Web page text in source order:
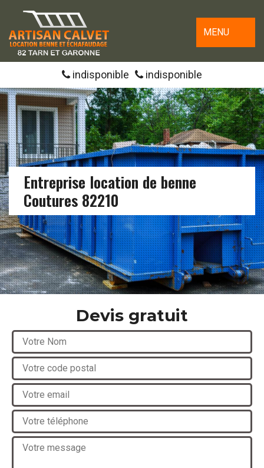
MENU
indisponible indisponible
Entreprise location de benne
Coutures 82210
Devis gratuit